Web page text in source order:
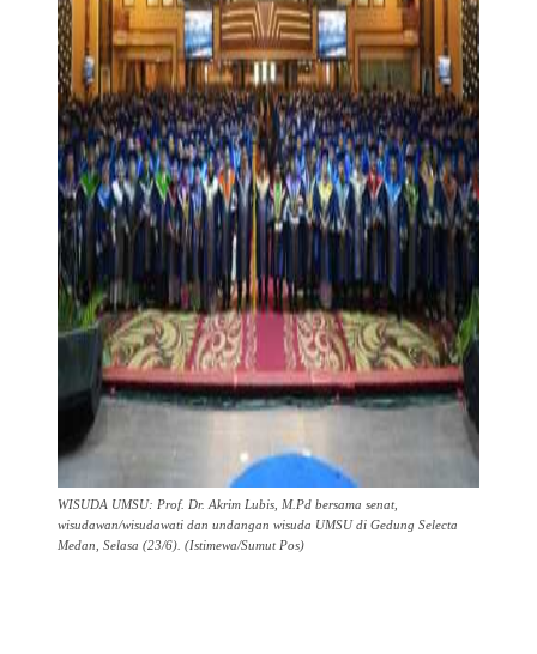
WISUDA UMSU: Prof. Dr. Akrim Lubis, M.Pd bersama senat,
wisudawan/wisudawati dan undangan wisuda UMSU di Gedung Selecta
Medan, Selasa (23/6). (Istimewa/Sumut Pos)